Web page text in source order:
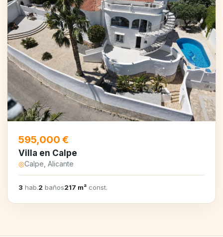
595,000 €
Villa en Calpe
◎Calpe, Alicante
3 hab.2 baños217 m² const.